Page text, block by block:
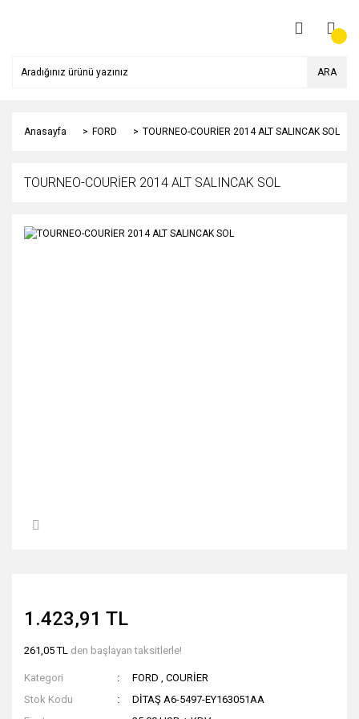
ARA
Anasayfa FORD TOURNEO-COURİER 2014 ALT SALINCAK SOL
TOURNEO-COURİER 2014 ALT SALINCAK SOL
1.423,91 TL
261,05 TL den başlayan taksitlerle!
Kategori FORD ,COURİER
Stok Kodu
DİTAŞ A6-5497-EY163051AA